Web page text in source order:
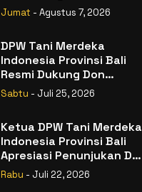
Jatim
Jumat - Agustus 7, 2026
DPW Tani Merdeka
Indonesia Provinsi Bali
Resmi Dukung Don
Muzakir Mengisi Jabatan
Wakil Menteri Pertanian
Sabtu - Juli 25, 2026
Ketua DPW Tani Merdeka
Indonesia Provinsi Bali
Apresiasi Penunjukan Dr.
Sudaryono sebagai
Kepala Badan Gizi
Rabu - Juli 22, 2026